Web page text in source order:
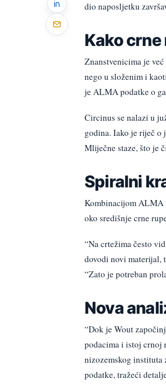
dio naposljetku
Kako crne
Znanstvenicima je
nego u složenim i
je ALMA podatke o
Circinus se nalazi u
godina. Iako je riječ
Mliječne staze, što je
Spiralni
Kombinacijom ALMA
oko središnje crne
“Na crtežima često
dovodi novi materijal,
“Zato je potreban
Nova
“Dok je Wout
podacima i istoj crnoj
nizozemskog
podatke, tražeći